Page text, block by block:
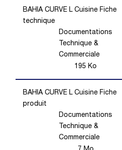
BAHIA CURVE L Cuisine Fiche
technique
Documentations
Technique &
Commerciale
195 Ko
BAHIA CURVE L Cuisine Fiche
produit
Documentations
Technique &
Commerciale